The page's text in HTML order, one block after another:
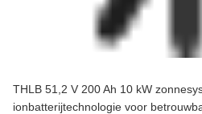
THLB 51,2 V 200 Ah 10 kW
ionbatterijtechnologie voor